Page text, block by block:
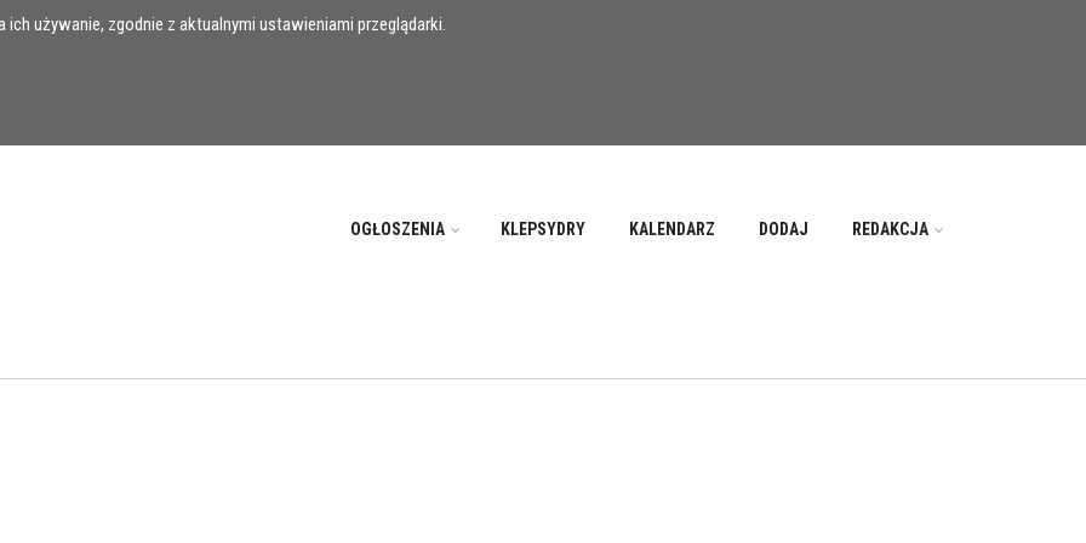
używanie, zgodnie z aktualnymi ustawieniami przeglądarki.
OGŁOSZENIA KLEPSYDRY KALENDARZ DODAJ REDAKCJA